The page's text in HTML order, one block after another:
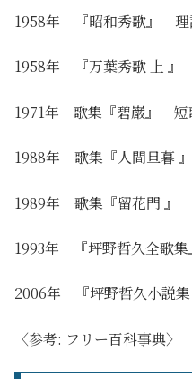
1958年 『昭和秀歌』 理
1958年 『万葉秀歌 上
1971年 歌集『碧巌』 短
1988年 歌集『人間旦暮
1989年 歌集『留花門 』
1993年 『坪野哲久全歌集
2006年 『坪野哲久小説集
〈参考: フリー百科事典〉